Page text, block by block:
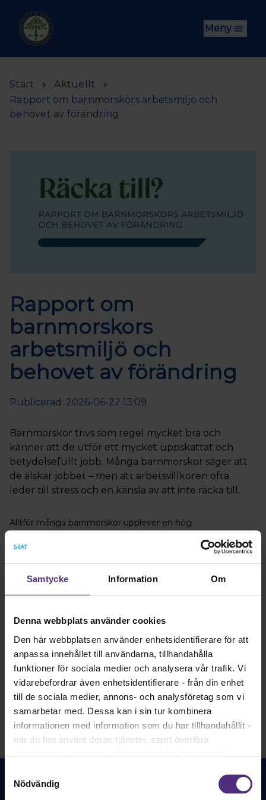
Samtycke Information Om
Denna webbplats använder cookies
Den här webbplatsen använder enhetsidentifierare för att
anpassa innehållet till användarna, tillhandahålla
funktioner för sociala medier och analysera vår trafik. Vi
vidarebefordrar även enhetsidentifierare - från din enhet
till de sociala medier, annons- och analysföretag som vi
samarbetar med. Dessa kan i sin tur kombinera
informationen med information som du har tillhandahållit -
när du har använt deras tjänster, samt överföra
Dock har vi lagt in anonymisering av IP-adress i
förhållande till Google Analytics. Du godkänner våra
Nödvändig
Meny
Start
Aktuellt
Rapport om barnmorskors arbetsmiljö och
behovet av förändring
Rapport om
barnmorskors
arbetsmiljö och
behovet av förändring
Publicerad: 2026-06-22 13:09
Barnmorskor trivs som regel mycket bra och
känner att de utför ett mycket uppskattat och
betydelsefullt jobb. Många barnmorskor säger att
de älskar jobbet – men att arbetsvillkoren ofta
leder till stress och en känsla av att inte räcka till.
Alltför många barnmorskor upplever en hög
under arbetsdagen. Många upplever är svårt att få balans
att arbeta deltid och den vanligaste orsaken är att
arbetsbelastningen är för tung. Resultaten i den här
arbetsmiljöansvar som de helt enkelt inte lever upp
till.
Läs rapporten